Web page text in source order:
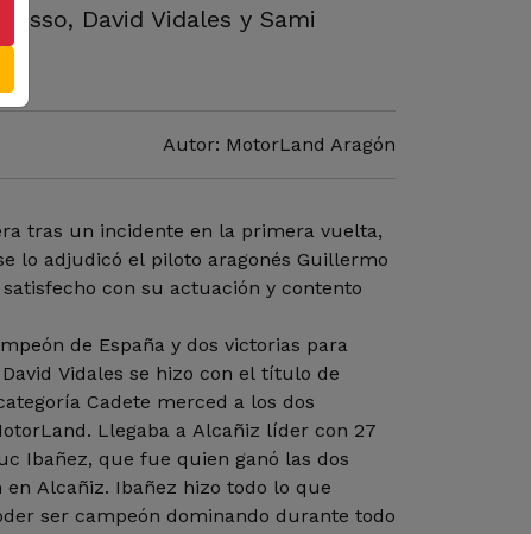
David Vidales y Sami
Autor: MotorLand Aragón
tras un incidente en la primera vuelta,
lo adjudicó el piloto aragonés Guillermo
con su actuación y contento
de España y dos victorias para
Vidales se hizo con el título de
Cadete merced a los dos
Llegaba a Alcañiz líder con 27
Ibañez, que fue quien ganó las dos
Alcañiz. Ibañez hizo todo lo que
ser campeón dominando durante todo